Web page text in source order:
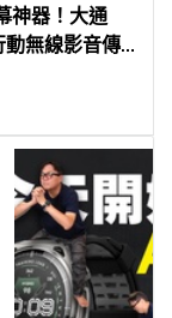
神器！大通
動無線影音傳輸